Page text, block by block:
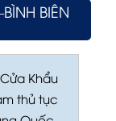
BIÊN
Khẩu
thủ tục